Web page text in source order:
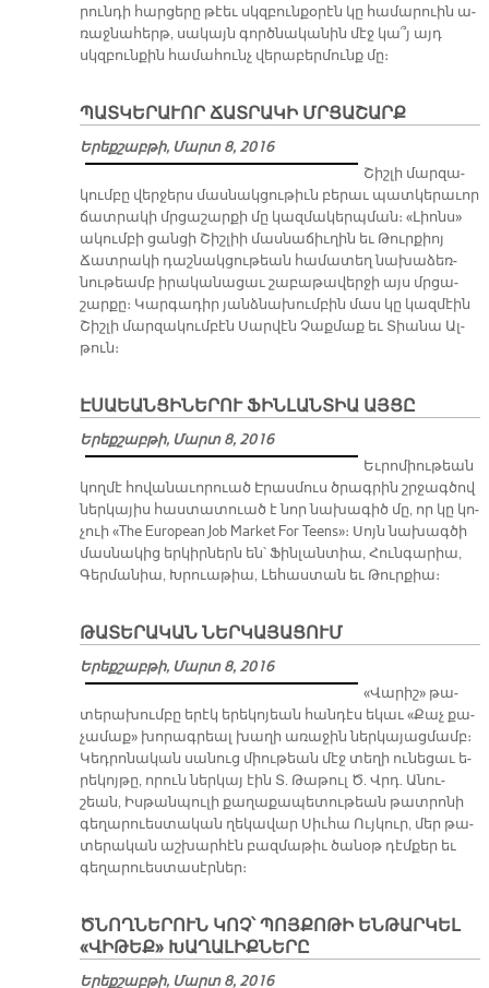
րուն­դի հար­ցե­րը թէեւ սկզբուն­քօ­րէն կը հա­մա­րուին ա­
ռաջ­նա­հերթ, սա­կայն գործ­նա­կա­նին մէջ կա՞յ այդ
սկզբուն­քին հա­մա­հունչ վե­րա­բեր­մունք մը։
ՊԱՏԿԵՐԱՒՈՐ ՃԱՏՐԱԿԻ ՄՐՑԱՇԱՐՔ
Երեքշաբթի, Մարտ 8, 2016
Շիշ­լի մար­զա­
կում­բը վեր­ջերս մաս­նակ­ցու­թիւն բե­րաւ պատ­կե­րա­ւոր
ճատ­րա­կի մրցա­շար­քի մը կազ­մա­կերպ­ման։ «Լիոնս»
ա­կում­բի ցան­ցի Շիշ­լիի մաս­նա­ճիւ­ղին եւ Թուր­քիոյ
Ճատ­րա­կի դաշ­նակ­ցու­թեան հա­մա­տեղ նա­խա­ձեռ­
նու­թեամբ ի­րա­կա­նա­ցաւ շա­բա­թա­վեր­ջի այս մրցա­
շար­քը։ Կար­գա­դիր յանձ­նա­խում­բին մաս կը կազ­մէին
Շիշ­լի մար­զա­կում­բէն Սար­վէն Չաք­մաք եւ Տիա­նա Ալ­
թուն։
ԷՍԱԵԱՆՑԻՆԵՐՈՒ ՖԻՆԼԱՆՏԻԱ ԱՅՑԸ
Երեքշաբթի, Մարտ 8, 2016
Եւ­րո­միու­թեան
կող­մէ հո­վա­նա­ւո­րուած Է­րաս­մուս ծրագ­րին շրջագ­ծով
ներ­կա­յիս հաս­տա­տուած է նոր նա­խա­գիծ մը, որ կը կո­
չուի «The European Job Market For Teens»։ Սոյն նա­խագ­ծի
մաս­նա­կից եր­կիր­ներն են՝ Ֆին­լան­տիա, Հուն­գա­րիա,
Գեր­մա­նիա, Խրուա­թիա, Լե­հաս­տան եւ Թուր­քիա։
ԹԱՏԵՐԱԿԱՆ ՆԵՐԿԱՅԱՑՈՒՄ
Երեքշաբթի, Մարտ 8, 2016
«Վա­րիշ» թա­
տե­րա­խում­բը ե­րէկ ե­րե­կո­յեան հան­դէս ե­կաւ «Քաչ քա­
չա­մաք» խո­րագ­րեալ խա­ղի ա­ռա­ջին ներ­կա­յաց­մամբ։
Կեդ­րո­նա­կան սա­նուց միու­թեան մէջ տե­ղի ու­նե­ցաւ ե­
րե­կոյ­թը, ո­րուն ներ­կայ էին Տ. Թա­թուլ Ծ. Վրդ. Ա­նու­
շեան, Իս­թան­պու­լի քա­ղա­քա­պե­տու­թեան թատ­րո­նի
գե­ղա­րուես­տա­կան ղե­կա­վար Սիւ­հա Ույ­կուր, մեր թա­
տե­րա­կան աշ­խար­հէն բազ­մա­թիւ ծա­նօթ դէմ­քեր եւ
գե­ղա­րուես­տա­սէր­ներ։
ԾՆՈՂ­ՆԵ­ՐՈՒՆ ԿՈՉ՝ ՊՈՅ­ՔՈ­ԹԻ ԵՆ­ԹԱՐ­ԿԵ­Լ
«ՎԻ­ԹԵՔ» ԽԱ­ՂԱ­ԼԻՔ­ՆԵ­ՐԸ
Երեքշաբթի, Մարտ 8, 2016